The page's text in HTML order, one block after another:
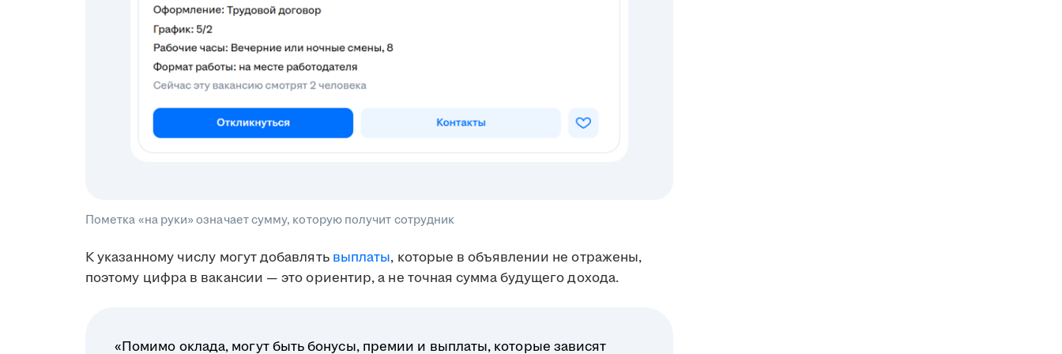
Пометка «на руки» означает сумму, которую получит сотрудник
К указанному числу могут добавлять выплаты, которые в объявлении не отражены,
поэтому цифра в вакансии — это ориентир, а не точная сумма будущего дохода.
«Помимо оклада, могут быть бонусы, премии и выплаты, которые зависят